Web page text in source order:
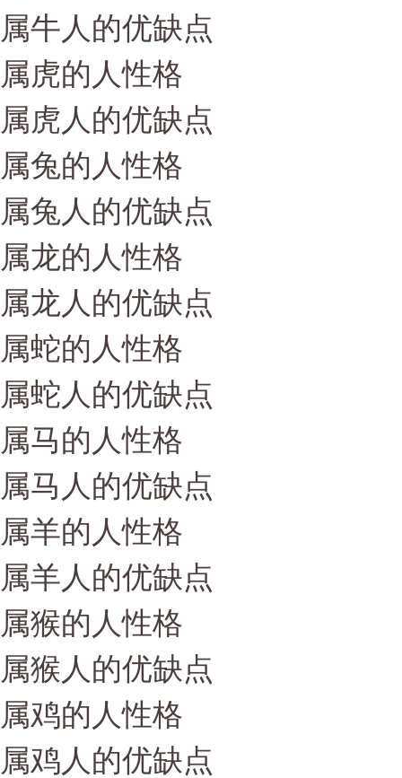
属牛人的优缺点
属虎的人性格
属虎人的优缺点
属兔的人性格
属兔人的优缺点
属龙的人性格
属龙人的优缺点
属蛇的人性格
属蛇人的优缺点
属马的人性格
属马人的优缺点
属羊的人性格
属羊人的优缺点
属猴的人性格
属猴人的优缺点
属鸡的人性格
属鸡人的优缺点